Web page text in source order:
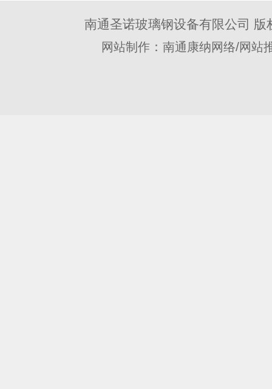
南通圣诺玻璃钢设备有限公司 版
网站制作： 南通康纳网络/网站